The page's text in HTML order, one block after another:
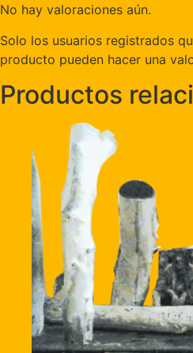
No hay valoraciones aún.
Solo los usuarios registrados
producto pueden hacer una
Productos